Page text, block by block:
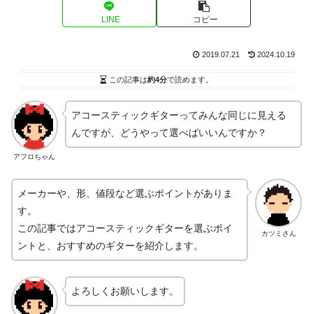
LINE コピー
2019.07.21 2024.10.19
この記事は約4分で読めます。
アフロちゃん
アコースティックギターってみんな同じに見える
んですが、どうやって選べばいいんですか？
カツミさん
メーカーや、形、値段など選ぶポイントがありま
す。
この記事ではアコースティックギターを選ぶポイ
ントと、おすすめのギターを紹介します。
よろしくお願いします。